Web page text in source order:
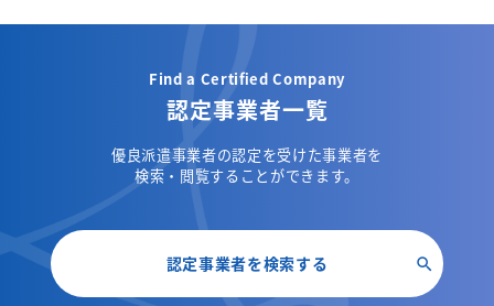
Find a Certified Company
認定事業者一覧
優良派遣事業者の認定を受けた事業者を
検索・閲覧することができます。
認定事業者を検索する